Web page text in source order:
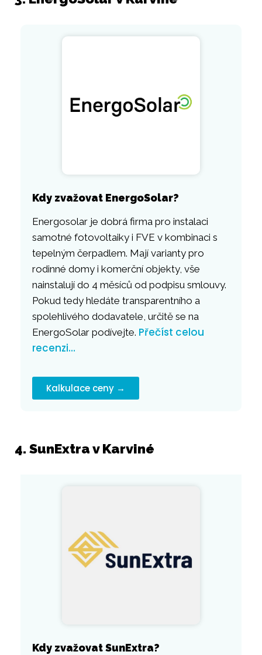
Kdy zvažovat EnergoSolar?
Energosolar je dobrá firma pro instalaci
samotné fotovoltaiky i FVE v kombinaci s
tepelným čerpadlem. Mají varianty pro
rodinné domy i komerční objekty, vše
nainstalují do 4 měsíců od podpisu smlouvy.
Pokud tedy hledáte transparentního a
spolehlivého dodavatele, určitě se na
EnergoSolar podívejte. Přečíst celou
recenzi…
Kalkulace ceny →
4. SunExtra v Karviné
Kdy zvažovat SunExtra?